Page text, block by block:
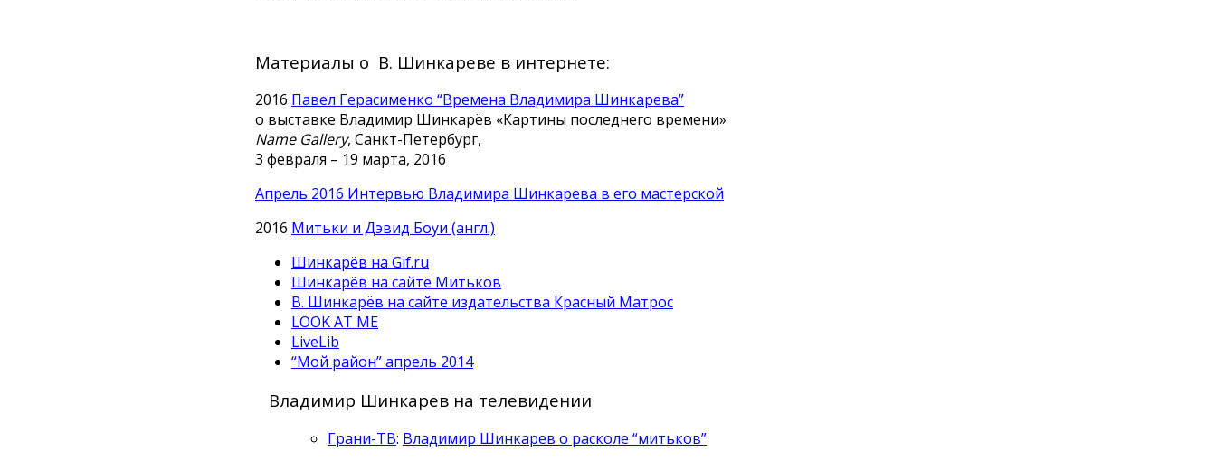
Материалы о В. Шинкареве в интернете:
2016 Павел Герасименко “Времена Владимира Шинкарева”
о выставке Владимир Шинкарёв «Картины последнего времени»
Name Gallery, Санкт-Петербург,
3 февраля – 19 марта, 2016
Апрель 2016 Интервью Владимира Шинкарева в его мастерской
2016 Митьки и Дэвид Боуи (англ.)
Шинкарёв на Gif.ru
Шинкарёв на сайте Митьков
В. Шинкарёв на сайте издательства Красный Матрос
LOOK AT ME
LiveLib
“Мой район” апрель 2014
Владимир Шинкарев на телевидении
Грани-ТВ: Владимир Шинкарев о расколе “митьков”